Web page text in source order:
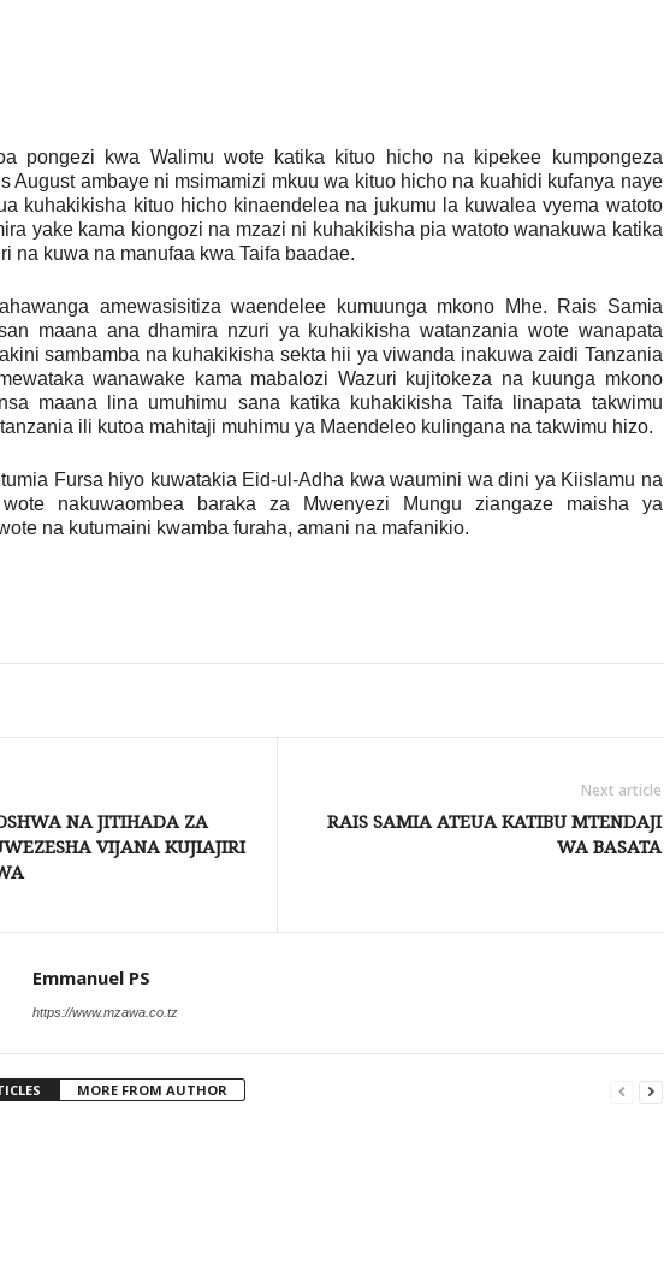
pongezi kwa Walimu wote katika kituo hicho na kipekee kumpongeza
August ambaye ni msimamizi mkuu wa kituo hicho na kuahidi kufanya naye
kuhakikisha kituo hicho kinaendelea na jukumu la kuwalea vyema watoto
yake kama kiongozi na mzazi ni kuhakikisha pia watoto wanakuwa katika
na kuwa na manufaa kwa Taifa baadae.
amewasisitiza waendelee kumuunga mkono Mhe. Rais Samia
maana ana dhamira nzuri ya kuhakikisha watanzania wote wanapata
sambamba na kuhakikisha sekta hii ya viwanda inakuwa zaidi Tanzania
wanawake kama mabalozi Wazuri kujitokeza na kuunga mkono
maana lina umuhimu sana katika kuhakikisha Taifa linapata takwimu
ili kutoa mahitaji muhimu ya Maendeleo kulingana na takwimu hizo.
Fursa hiyo kuwatakia Eid-ul-Adha kwa waumini wa dini ya Kiislamu na
wote nakuwaombea baraka za Mwenyezi Mungu ziangaze maisha ya
na kutumaini kwamba furaha, amani na mafanikio.
NA JITIHADA ZA
VIJANA KUJIAJIRI
Next article
RAIS SAMIA ATEUA KATIBU MTENDAJI
WA BASATA
Emmanuel PS
https://www.mzawa.co.tz
MORE FROM AUTHOR